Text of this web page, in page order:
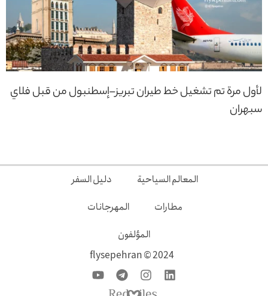
لأول مرة تم تشغيل خط طيران تبريز–إسطنبول من قبل فلاي
سبهران
المعالم السياحية
دليل السفر
مطارات
المهرجانات
المؤلفون
2024 © flysepehran